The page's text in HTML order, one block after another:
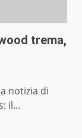
trema,
notizia di
il...